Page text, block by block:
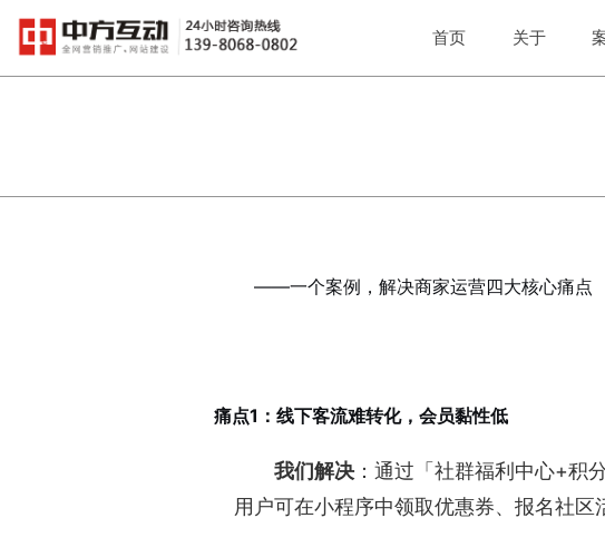
首页 关于
——一个案例，解决商家运营四大核心痛点
痛点1：线下客流难转化，会员黏性低
我们解决 ：通过「社群福利中心+积
用户可在小程序中领取优惠券、报名社